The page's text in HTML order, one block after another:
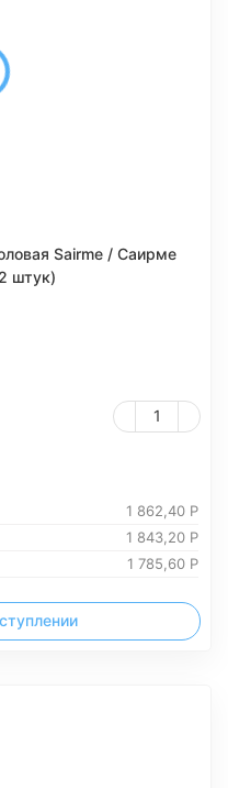
Sairme / Саирме
штук)
1 862,40 Р
1 843,20 Р
1 785,60 Р